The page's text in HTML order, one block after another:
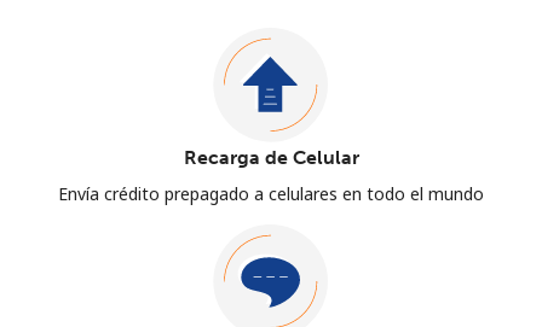
Recarga de Celular
Envía crédito prepagado a celulares en todo el mundo